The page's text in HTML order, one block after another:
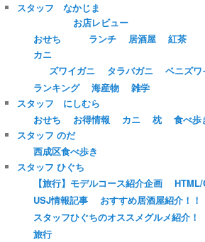
スタッフ なかじま
おせち
お店レビュー
ランチ
居酒屋 紅茶
カニ
ズワイガニ
タラバガニ ベニズワ
ランキング
海産物
雑学
スタッフ にしむら
おせち
お得情報 カニ 枕
食べ歩
スタッフ のだ
西成区食べ歩き
スタッフ ひぐち
【旅行】モデルコース紹介企画
USJ情報記事
おすすめ居酒屋紹介！！
スタッフひぐちのオススメグルメ紹介！
旅行